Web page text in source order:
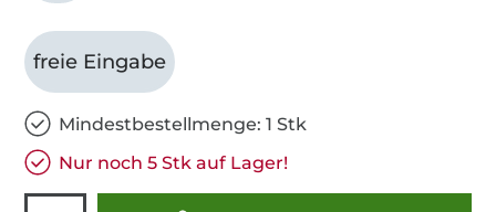
freie Eingabe
Mindestbestellmenge: 1 Stk
Nur noch 5 Stk auf Lager!